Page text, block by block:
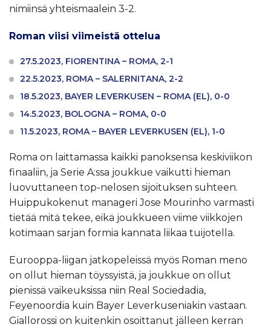
nimiinsä yhteismaalein 3-2.
Roman viisi viimeistä ottelua
27.5.2023, FIORENTINA – ROMA, 2-1
22.5.2023, ROMA – SALERNITANA, 2-2
18.5.2023, BAYER LEVERKUSEN – ROMA (EL), 0-0
14.5.2023, BOLOGNA – ROMA, 0-0
11.5.2023, ROMA – BAYER LEVERKUSEN (EL), 1-0
Roma on laittamassa kaikki panoksensa keskiviikon
finaaliin, ja Serie A:ssa joukkue vaikutti hieman
luovuttaneen top-nelosen sijoituksen suhteen.
Huippukokenut manageri Jose Mourinho varmasti
tietää mitä tekee, eikä joukkueen viime viikkojen
kotimaan sarjan formia kannata liikaa tuijotella.
Eurooppa-liigan jatkopeleissä myös Roman meno
on ollut hieman töyssyistä, ja joukkue on ollut
pienissä vaikeuksissa niin Real Sociedadia,
Feyenoordia kuin Bayer Leverkuseniakin vastaan.
Giallorossi on kuitenkin osoittanut jälleen kerran